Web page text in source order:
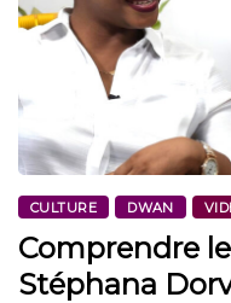
CULTURE DWAN
Comprendre
Stéphana